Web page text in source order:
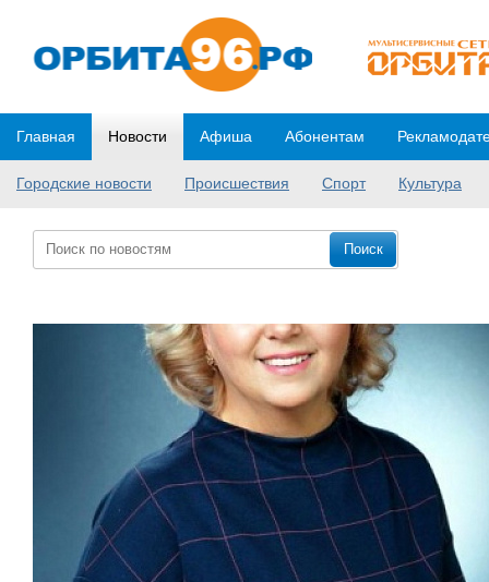
Главная Новости
Городские новости Происшествия Спорт Культура
Афиша Абонентам